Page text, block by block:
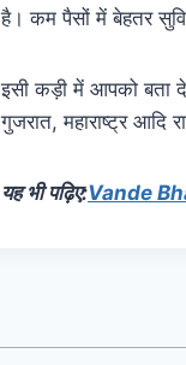
है। कम पैसों में बेहतर
इसी कड़ी में आपको बता दे
गुजरात, महाराष्ट्र
यह भी पढ़िए:Vande